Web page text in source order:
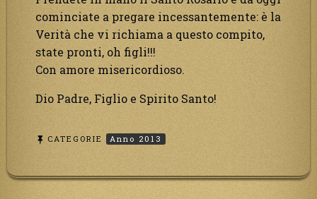
cominciate a pregare incessantemente: è la
Verità che vi richiama a questo compito,
state pronti, oh figli!!!
Con amore misericordioso.
Dio Padre, Figlio e Spirito Santo!
CATEGORIE Anno 2013